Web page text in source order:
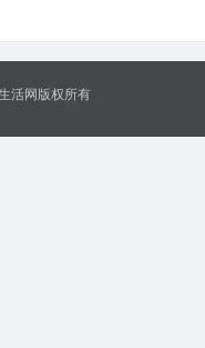
活网版权所有